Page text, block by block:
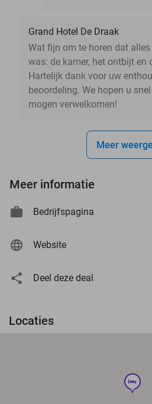
Grand Hotel De Draak
Wat fijn om te horen dat
was: de kamer, het ontbijt en
Hartelijk dank voor uw
beoordeling. We hopen u
mogen verwelkomen!
Meer
Meer informatie
Bedrijfspagina
Website
Deel deze deal
Locaties
hotel